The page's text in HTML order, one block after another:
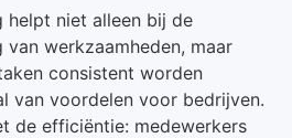
helpt niet alleen bij de
werkzaamheden, maar
consistent worden
van voordelen voor bedrijven.
de efficiëntie: medewerkers